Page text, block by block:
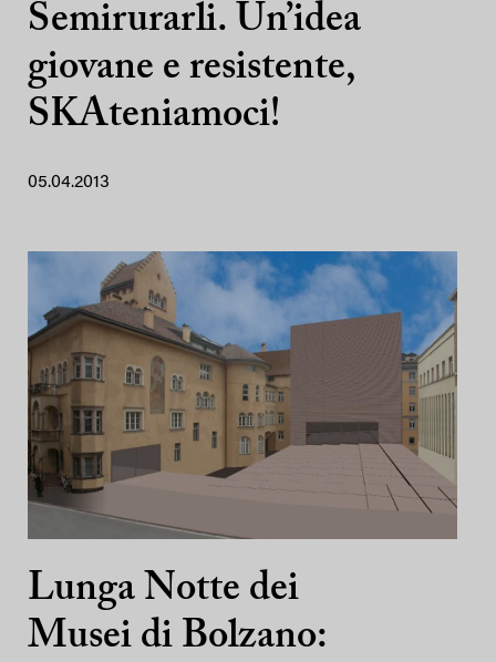
Semirurarli. Un’idea
giovane e resistente,
SKAteniamoci!
05.04.2013
Lunga Notte dei
Musei di Bolzano: